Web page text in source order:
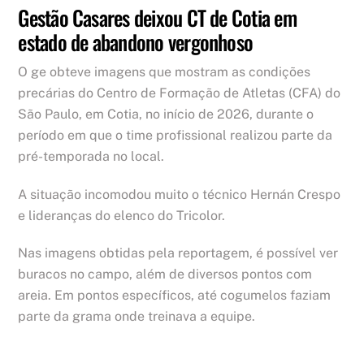
Gestão Casares deixou CT de Cotia em
estado de abandono vergonhoso
O ge obteve imagens que mostram as condições
precárias do Centro de Formação de Atletas (CFA) do
São Paulo, em Cotia, no início de 2026, durante o
período em que o time profissional realizou parte da
pré-temporada no local.
A situação incomodou muito o técnico Hernán Crespo
e lideranças do elenco do Tricolor.
Nas imagens obtidas pela reportagem, é possível ver
buracos no campo, além de diversos pontos com
areia. Em pontos específicos, até cogumelos faziam
parte da grama onde treinava a equipe.